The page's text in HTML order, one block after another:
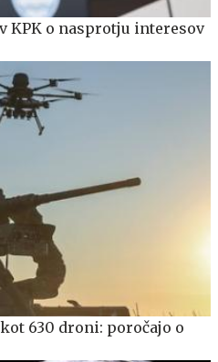
KPK o nasprotju interesov
630 droni: poročajo o